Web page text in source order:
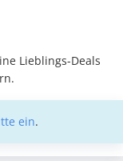
Lieblings-Deals
ein.